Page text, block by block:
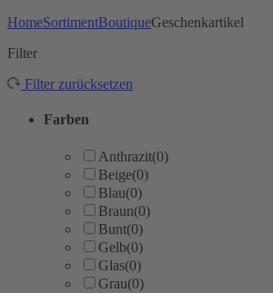
HomeSortimentBoutiqueGeschenkartikel
Filter
Filter zurücksetzen
Farben
Anthrazit(0)
Beige(0)
Blau(0)
Braun(0)
Bunt(0)
Gelb(0)
Glas(0)
Grau(0)